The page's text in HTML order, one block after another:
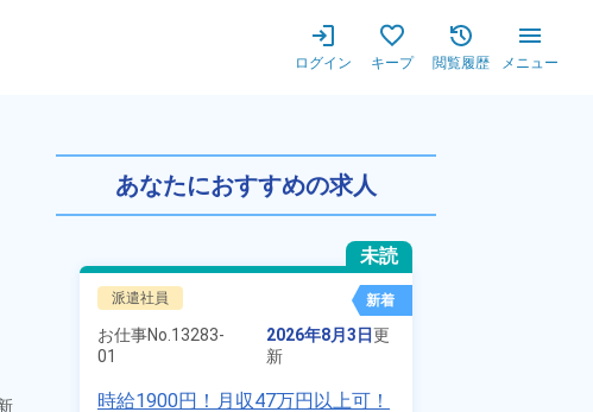
ログイン キープ 閲覧履歴 メニュー
万以上★未経験の方歓迎★20
あなたにおすすめの求人
未読
派遣社員 新着
お仕事No. 13283-
01
2026年8月3日更
新
時給1900円！月収47万円以上可！